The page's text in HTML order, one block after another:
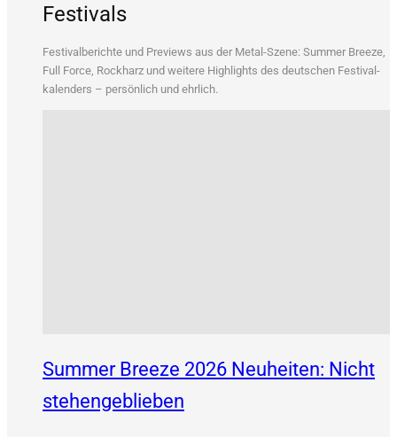
Festivals
Fes­ti­val­be­rich­te und Pre­views aus der Metal-Sze­ne: Sum­mer Bree­ze,
Full Force, Rock­harz und wei­te­re High­lights des deut­schen Fes­ti­val­
ka­len­ders – per­sön­lich und ehrlich.
Summer Breeze 2026 Neuheiten: Nicht
stehengeblieben